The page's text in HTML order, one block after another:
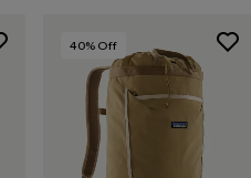
40% Off